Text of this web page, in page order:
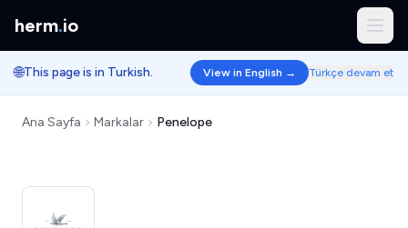
herm.io
🌐This page is in Turkish. View in English → Türkçe devam et
Ana Sayfa Markalar Penelope